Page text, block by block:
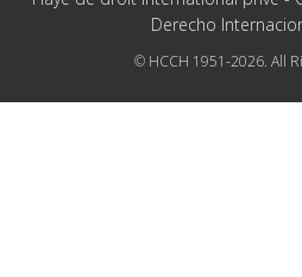
Derecho
© HCCH 1951-2026. All